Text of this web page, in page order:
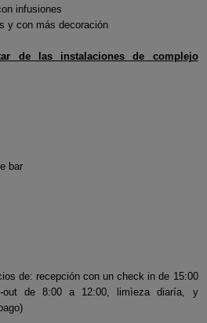
infusiones
y con más decoración
de las instalaciones de complejo
bar
de: recepción con un check in de 15:00
de 8:00 a 12:00, limìeza diaría, y